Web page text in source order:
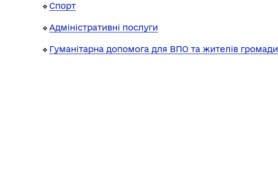
🔹 Спорт
🔹 Адміністративні послуги
🔹 Гуманітарна допомога для ВПО та жителів громади